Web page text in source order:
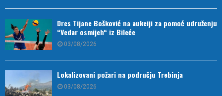
Dres Tijane Bošković na aukciji za pomoć udruženju
“Vedar osmijeh“ iz Bileće
03/08/2026
Lokalizovani požari na području Trebinja
03/08/2026